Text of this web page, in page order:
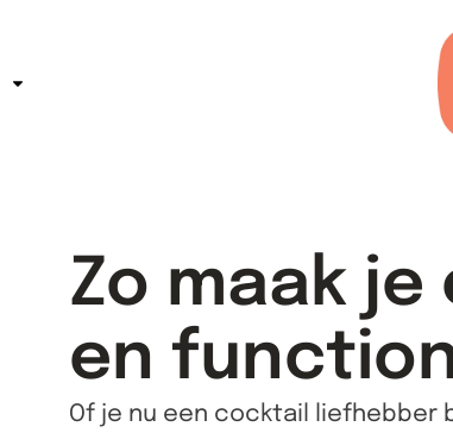
Zo maak
en
Of je nu een cocktail liefhebber